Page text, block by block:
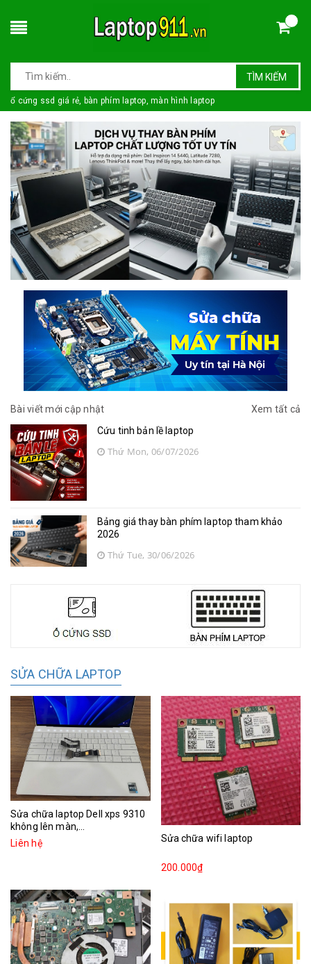
TÌM KIẾM
ổ cứng ssd giá rẻ, bàn phím laptop, màn hình laptop
Bài viết mới cập nhật
Xem tất cả
Cứu tinh bản lề laptop
Thứ Mon, 06/07/2026
Bảng giá thay bàn phím laptop tham khảo
2026
Thứ Tue, 30/06/2026
SỬA CHỮA LAPTOP
Sửa chữa laptop Dell xps 9310
không lên màn,...
Liên hệ
Sửa chữa wifi laptop
200.000₫